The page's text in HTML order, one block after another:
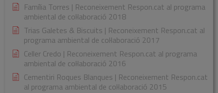
Família Torres | Reconeixement Respon.cat al programa
ambiental de col·laboració 2018
Trias Galetes & Biscuits | Reconeixement Respon.cat al
programa ambiental de col·laboració 2017
Celler Credo | Reconeixement Respon.cat al programa
ambiental de col·laboració 2016
Cementiri Roques Blanques | Reconeixement Respon.cat
al programa ambiental de col·laboració 2015